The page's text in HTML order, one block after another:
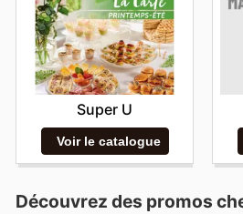
Super U
Voir le catalogue
Découvrez des promos